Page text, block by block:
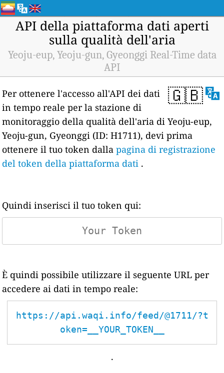
API della piattaforma dati aperti
sulla qualità dell'aria
Yeoju-eup, Yeoju-gun, Gyeonggi Real-Time data
API
🇬🇧
Per ottenere l'accesso all'API dei dati
in tempo reale per la stazione di
monitoraggio della qualità dell'aria di Yeoju-eup,
Yeoju-gun, Gyeonggi (ID: H1711), devi prima
ottenere il tuo token dallapagina di registrazione
del token della piattaforma dati .
Quindi inserisci il tuo token qui:
È quindi possibile utilizzare il seguente URL per
accedere ai dati in tempo reale:
https://api.waqi.info/feed/@1711/?t
oken=__YOUR_TOKEN__
.